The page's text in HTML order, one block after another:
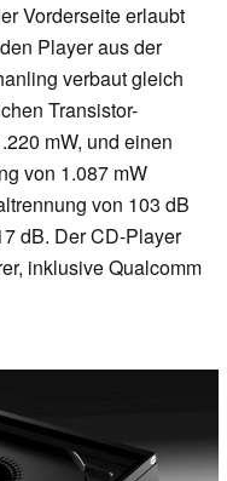
Vorderseite erlaubt
Player aus der
verbaut gleich
Transistor-
mW, und einen
von 1.087 mW
von 103 dB
dB. Der CD-Player
inklusive Qualcomm